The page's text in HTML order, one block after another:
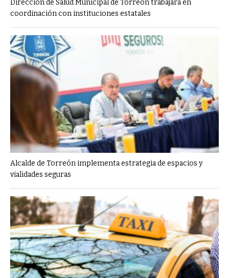
Dirección de Salud Municipal de Torreón trabajará en
coordinación con instituciones estatales
Alcalde de Torreón implementa estrategia de espacios y
vialidades seguras